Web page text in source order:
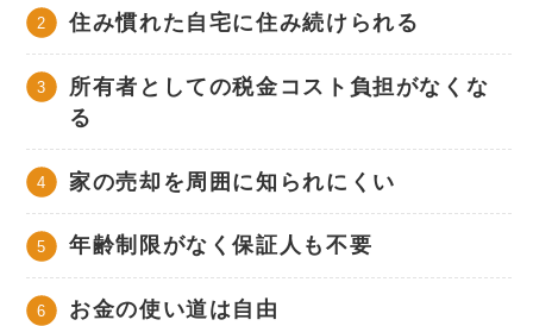
住み慣れた自宅に住み続けられる
所有者としての税金コスト負担がなくな
る
家の売却を周囲に知られにくい
年齢制限がなく保証人も不要
お金の使い道は自由